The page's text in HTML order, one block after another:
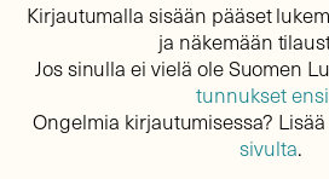
Kirjautumalla sisään pääset
ja näkemään
Jos sinulla ei vielä ole Suomen
tunnukset
Ongelmia kirjautumisessa?
sivulta.